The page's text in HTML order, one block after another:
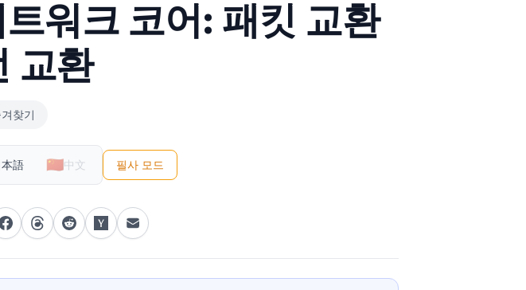
워크 코어: 패킷 교환
교환
찾기
本語 🇨🇳中文 필사 모드